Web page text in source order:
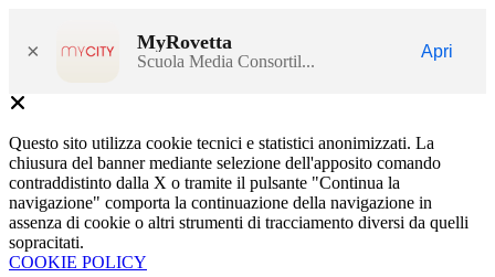
× MyRovetta
Scuola Media Consortil...
Apri
Questo sito utilizza cookie tecnici e statistici anonimizzati. La
chiusura del banner mediante selezione dell'apposito comando
contraddistinto dalla X o tramite il pulsante "Continua la
navigazione" comporta la continuazione della navigazione in
assenza di cookie o altri strumenti di tracciamento diversi da quelli
sopracitati.
COOKIE POLICY